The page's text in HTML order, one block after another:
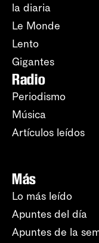
la diaria
Le Monde
Lento
Gigantes
Radio
Periodismo
Música
Artículos leídos
Más
Lo más leído
Apuntes del día
Apuntes de la